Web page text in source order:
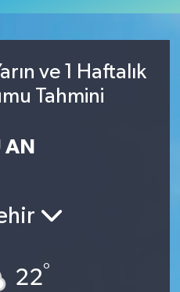
ve 1 Haftalık
Tahmini
AN
22°